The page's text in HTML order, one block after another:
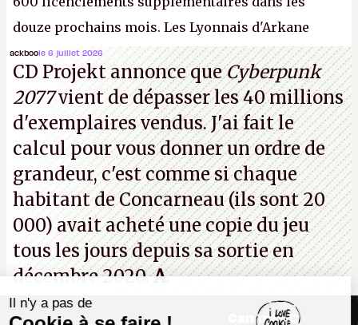
douze prochains mois. Les Lyonnais d'Arkane
(Dishonored, Deathloop) pourraient faire partie des
prochaines victimes, puisque Microsoft a confirmé
vouloir se séparer du studio.A.
ackboole 6 juillet 2026
CD Projekt annonce queCyberpunk
2077vient de dépasser les 40 millions
d'exemplaires vendus. J'ai fait le
calcul pour vous donner un ordre de
grandeur, c'est comme si chaque
habitant de Concarneau (ils sont 20
000) avait acheté une copie du jeu
tous les jours depuis sa sortie en
décembre 2020.A.
Canard PC
Il n'y a pas de